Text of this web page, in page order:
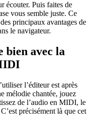
écouter. Puis faites de
vous semble juste. Ce
principaux avantages de
le navigateur.
bien avec la
l’éditeur est après
mélodie chantée, jouez
de l’audio en MIDI, le
précisément là que cet